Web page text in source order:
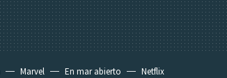
Marvel En mar abierto Netflix